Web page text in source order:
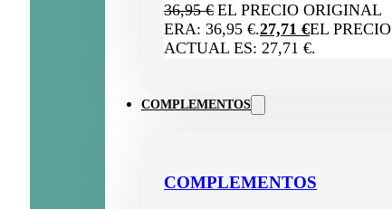
36,95€ EL PRECIO ORIGINAL
ERA: 36,95 €.27,71 €EL PRECIO
ACTUAL ES: 27,71 €.
COMPLEMENTOS
COMPLEMENTOS